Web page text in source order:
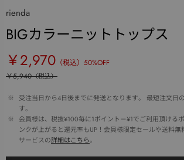
rienda
BIGカラーニットトップス
￥2,970 （税込） 50%OFF
￥5,940（税込）
※
受注当日から4日後までに発送となります。 最短注文日
す。
※
会員様は、税抜¥100毎に1ポイント＝¥1でご利用頂ける
ンクが上がると還元率もUP！会員様限定セールや送料
サービスの詳細はこちら。